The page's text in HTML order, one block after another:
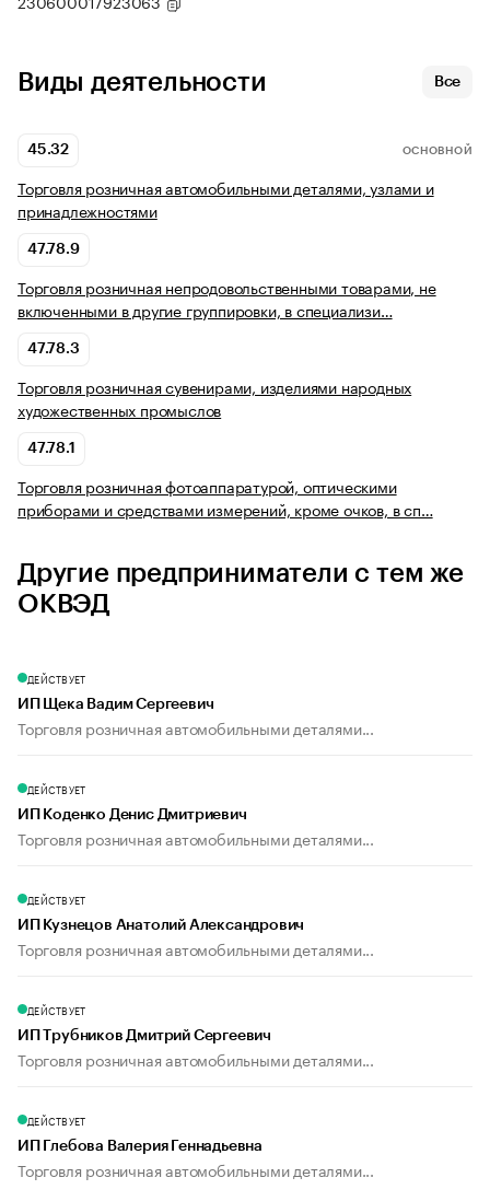
Виды деятельности Все
45.32 ОСНОВНОЙ
Торговля розничная автомобильными деталями, узлами и
принадлежностями
47.78.9
Торговля розничная непродовольственными товарами, не
включенными в другие группировки, в специализи…
47.78.3
Торговля розничная сувенирами, изделиями народных
художественных промыслов
47.78.1
Торговля розничная фотоаппаратурой, оптическими
приборами и средствами измерений, кроме очков, в сп…
Другие предприниматели с тем же
ОКВЭД
ДЕЙСТВУЕТ
ИП Щека Вадим Сергеевич
Торговля розничная автомобильными деталями...
ДЕЙСТВУЕТ
ИП Коденко Денис Дмитриевич
Торговля розничная автомобильными деталями...
ДЕЙСТВУЕТ
ИП Кузнецов Анатолий Александрович
Торговля розничная автомобильными деталями...
ДЕЙСТВУЕТ
ИП Трубников Дмитрий Сергеевич
Торговля розничная автомобильными деталями...
ДЕЙСТВУЕТ
ИП Глебова Валерия Геннадьевна
Торговля розничная автомобильными деталями...